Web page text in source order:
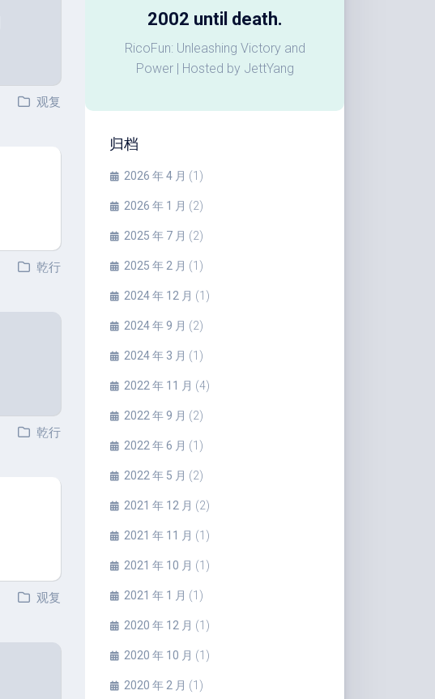
2002 until death.
RicoFun: Unleashing Victory and
Power | Hosted by JettYang
归档
2026 年 4 月 (1)
2026 年 1 月 (2)
2025 年 7 月 (2)
2025 年 2 月 (1)
2024 年 12 月 (1)
2024 年 9 月 (2)
2024 年 3 月 (1)
2022 年 11 月 (4)
2022 年 9 月 (2)
2022 年 6 月 (1)
2022 年 5 月 (2)
2021 年 12 月 (2)
2021 年 11 月 (1)
2021 年 10 月 (1)
2021 年 1 月 (1)
2020 年 12 月 (1)
2020 年 10 月 (1)
2020 年 2 月 (1)
观复
乾行
乾行
观复